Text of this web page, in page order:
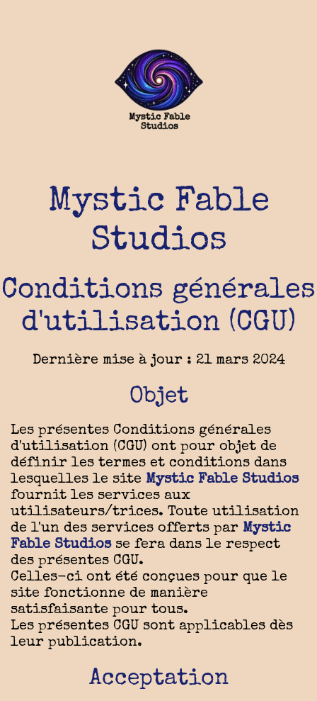
Mystic Fable
Studios
Conditions générales
d'utilisation (CGU)
Dernière mise à jour : 21 mars 2024
Objet
Les présentes Conditions générales
d'utilisation (CGU) ont pour objet de
définir les termes et conditions dans
lesquelles le site Mystic Fable Studios
fournit les services aux
utilisateurs/trices. Toute utilisation
de l'un des services offerts par Mystic
Fable Studiosse fera dans le respect
des présentes CGU.
Celles-ci ont été conçues pour que le
site fonctionne de manière
satisfaisante pour tous.
Les présentes CGU sont applicables dès
leur publication.
Acceptation